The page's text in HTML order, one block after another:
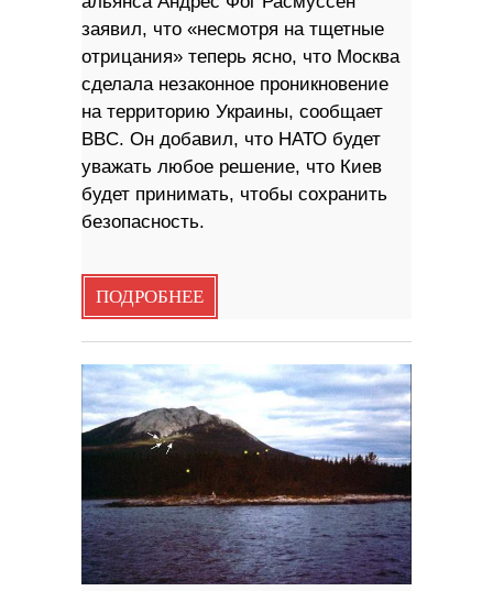
заявил, что «несмотря на тщетные
отрицания» теперь ясно, что Москва
сделала незаконное проникновение
на территорию Украины, сообщает
BBC. Он добавил, что НАТО будет
уважать любое решение, что Киев
будет принимать, чтобы сохранить
безопасность.
ПОДРОБНЕЕ